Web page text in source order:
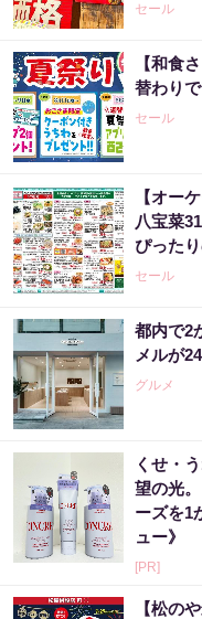
セール
【和食
替わり
セール
【オー
八宝菜
ぴった
セール
都内で2
メルが
グルメ
くせ・
望の光
ーズを1
ュー》
[PR]
【松の